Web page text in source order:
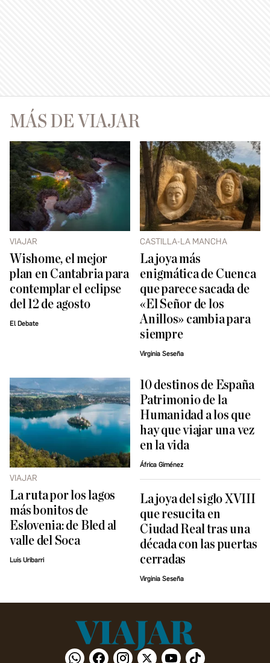
MÁS DE VIAJAR
VIAJAR
Wishome, el mejor
plan en Cantabria para
contemplar el eclipse
del 12 de agosto
El Debate
CASTILLA-LA MANCHA
La joya más
enigmática de Cuenca
que parece sacada de
«El Señor de los
Anillos» cambia para
siempre
Virginia Seseña
VIAJAR
La ruta por los lagos
más bonitos de
Eslovenia: de Bled al
valle del Soca
Luis Uribarri
10 destinos de España
Patrimonio de la
Humanidad a los que
hay que viajar una vez
en la vida
África Giménez
La joya del siglo XVIII
que resucita en
Ciudad Real tras una
década con las puertas
cerradas
Virginia Seseña